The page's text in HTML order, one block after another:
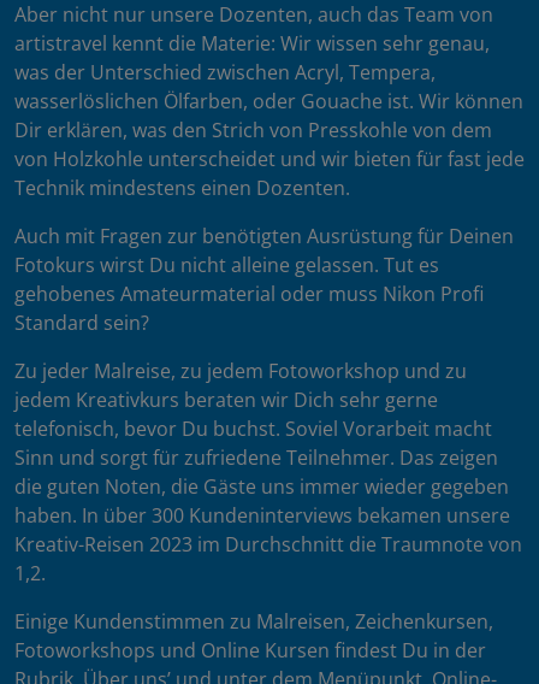
Aber nicht nur unsere Dozenten, auch das Team von
artistravel kennt die Materie: Wir wissen sehr genau,
was der Unterschied zwischen Acryl, Tempera,
wasserlöslichen Ölfarben, oder Gouache ist. Wir können
Dir erklären, was den Strich von Presskohle von dem
von Holzkohle unterscheidet und wir bieten für fast jede
Technik mindestens einen Dozenten.
Auch mit Fragen zur benötigten Ausrüstung für Deinen
Fotokurs wirst Du nicht alleine gelassen. Tut es
gehobenes Amateurmaterial oder muss Nikon Profi
Standard sein?
Zu jeder Malreise, zu jedem Fotoworkshop und zu
jedem Kreativkurs beraten wir Dich sehr gerne
telefonisch, bevor Du buchst. Soviel Vorarbeit macht
Sinn und sorgt für zufriedene Teilnehmer. Das zeigen
die guten Noten, die Gäste uns immer wieder gegeben
haben. In über 300 Kundeninterviews bekamen unsere
Kreativ-Reisen 2023 im Durchschnitt die Traumnote von
1,2.
Einige Kundenstimmen zu Malreisen, Zeichenkursen,
Fotoworkshops und Online Kursen findest Du in der